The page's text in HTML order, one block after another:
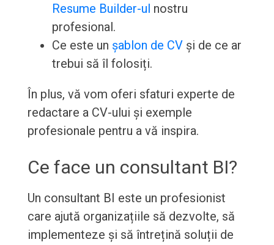
Resume Builder-ul nostru
profesional.
Ce este un șablon de CVși de ce ar
trebui să îl folosiți.
În plus, vă vom oferi sfaturi experte de
redactare a CV-ului și exemple
profesionale pentru a vă inspira.
Ce face un consultant BI?
Un consultant BI este un profesionist
care ajută organizațiile să dezvolte, să
implementeze și să întrețină soluții de